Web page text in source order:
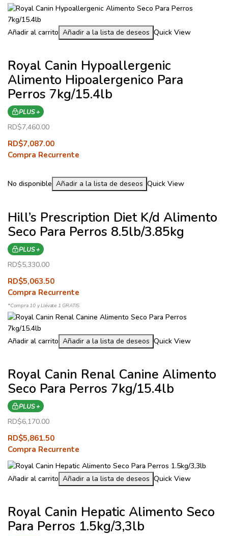
Añadir al carrito Añadir a la lista de deseos Quick View
Royal Canin Hypoallergenic
Alimento Hipoalergenico Para
Perros 7kg/15.4lb
PLUS +
RD$7,460.00
RD$7,087.00
Compra Recurrente
No disponible Añadir a la lista de deseos Quick View
Hill’s Prescription Diet K/d Alimento
Seco Para Perros 8.5lb/3.85kg
PLUS +
RD$5,330.00
RD$5,063.50
Compra Recurrente
*Compra 10 y Llévate 1 GRATIS
Añadir al carrito Añadir a la lista de deseos Quick View
Royal Canin Renal Canine Alimento
Seco Para Perros 7kg/15.4lb
PLUS +
RD$6,170.00
RD$5,861.50
Compra Recurrente
Añadir al carrito Añadir a la lista de deseos Quick View
Royal Canin Hepatic Alimento Seco
Para Perros 1.5kg/3,3lb